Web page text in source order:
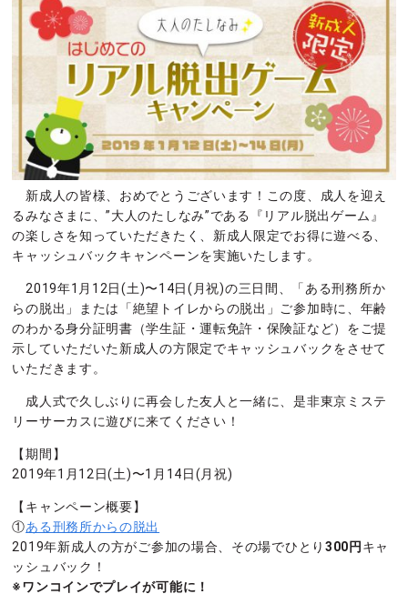
新成人の皆様、おめでとうございます！この度、成人を迎え
るみなさまに、”大人のたしなみ”である『リアル脱出ゲーム』
の楽しさを知っていただきたく、新成人限定でお得に遊べる、
キャッシュバックキャンペーンを実施いたします。
2019年1月12日(土)〜14日(月祝)の三日間、「ある刑務所か
らの脱出」または「絶望トイレからの脱出」ご参加時に、年齢
のわかる身分証明書（学生証・運転免許・保険証など）をご提
示していただいた新成人の方限定でキャッシュバックをさせて
いただきます。
成人式で久しぶりに再会した友人と一緒に、是非東京ミステ
リーサーカスに遊びに来てください！
【期間】
2019年1月12日(土)〜1月14日(月祝)
【キャンペーン概要】
①ある刑務所からの脱出
2019年新成人の方がご参加の場合、その場でひとり 300円 キャ
ッシュバック！
※ワンコインでプレイが可能に！